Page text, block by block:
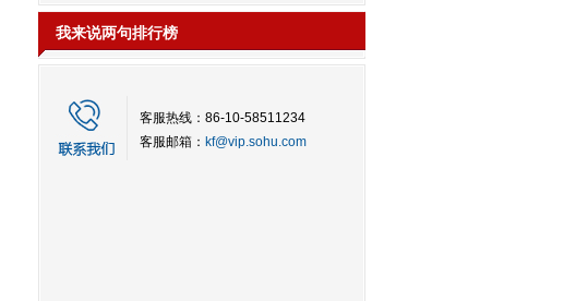
我来说两句排行榜
客服热线：86-10-58511234
客服邮箱： kf@vip.sohu.com